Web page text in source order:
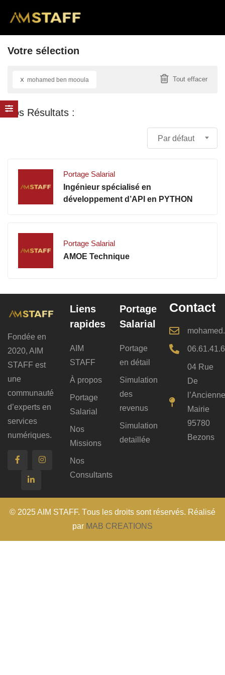
Votre sélection
x mohamed ben mooula Tout effacer
Par défaut
Portage Salarial
Ingénieur spécialisé en
développement d’API en PYTHON
Portage Salarial
AMOE Technique
Fondée en
2020, AIM
STAFF est
une
communauté
d’experts en
services
numériques.
Liens
rapides
AIM
STAFF
À propos
Portage
Salarial
Nos
Missions
Nos
Consultants
Portage
Salarial
Portage
en détail
Simulation
des
revenus
Simulation
detaillée
Contact
04 Rue
De
Mairie
95780
Bezons
© 2025 AIM STAFF. Tous les droits sont réservés. Réalisé
par MAB CREATIONS